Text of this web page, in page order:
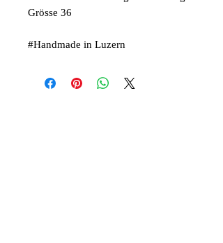
Grösse 36
#Handmade in Luzern